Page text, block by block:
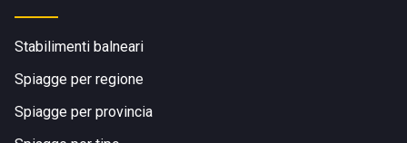
Stabilimenti balneari
Spiagge per regione
Spiagge per provincia